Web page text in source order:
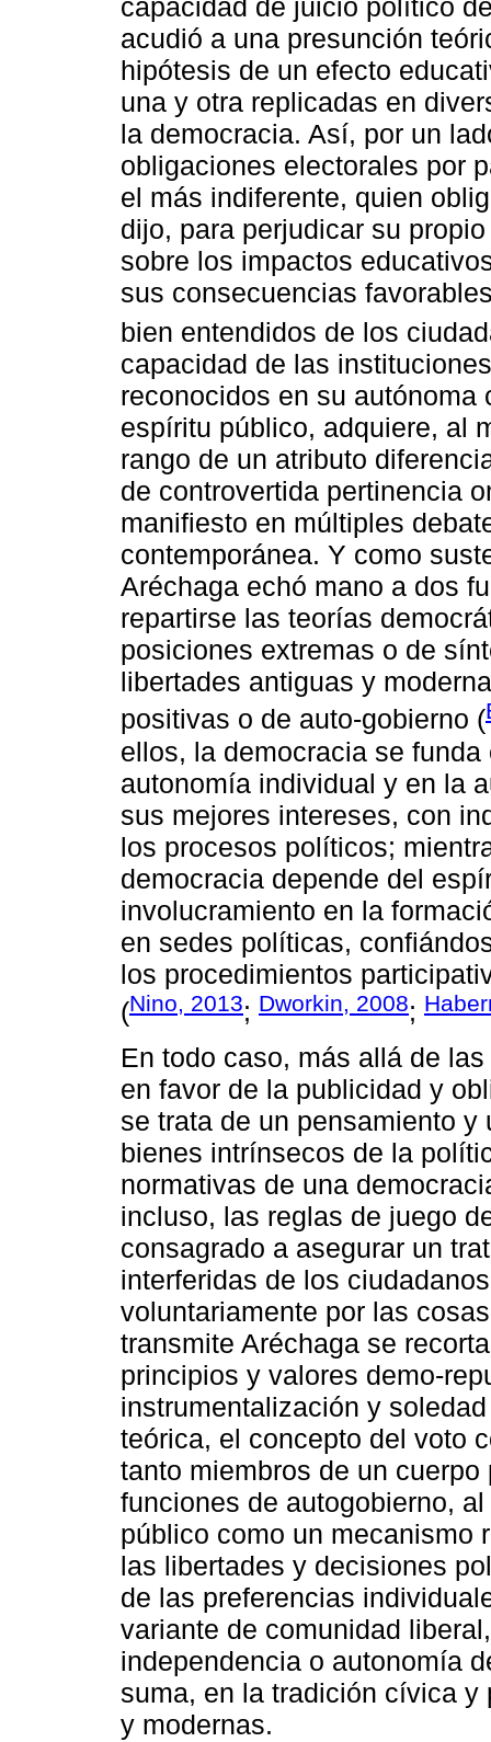
capacidad de juicio político
acudió a una presunción
hipótesis de un efecto
una y otra replicadas en
la democracia. Así, por un
obligaciones electorales por
el más indiferente, quien
dijo, para perjudicar su
sobre los impactos
sus consecuencias
bien entendidos de los
capacidad de las
reconocidos en su
espíritu público, adquiere, al
rango de un atributo
de controvertida pertinencia
manifiesto en múltiples
contemporánea. Y como
Aréchaga echó mano a dos
repartirse las teorías
posiciones extremas o de
libertades antiguas y
positivas o de auto-gobierno (
ellos, la democracia se
autonomía individual y en la
sus mejores intereses, con
los procesos políticos;
democracia depende del
involucramiento en la
en sedes políticas,
los procedimientos
(Nino, 2013; Dworkin, 2008;
En todo caso, más allá de
en favor de la publicidad y
se trata de un pensamiento
bienes intrínsecos de la
normativas de una
incluso, las reglas de juego
consagrado a asegurar un
interferidas de los
voluntariamente por las
transmite Aréchaga se
principios y valores demo-
instrumentalización y
teórica, el concepto del voto
tanto miembros de un
funciones de autogobierno,
público como un mecanismo
las libertades y decisiones
de las preferencias
variante de comunidad
independencia o autonomía
suma, en la tradición cívica
y modernas.